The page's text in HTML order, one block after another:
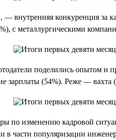
внутренняя конкуренция за
с металлургическими
поделились опытом
зарплаты (54%). Реже —
по изменению кадровой
части популяризации